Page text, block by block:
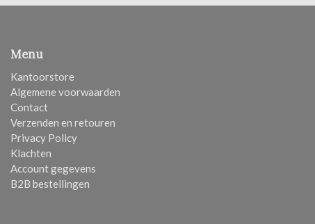
Menu
Kantoorstore
Algemene voorwaarden
Contact
Verzenden en retouren
Privacy Policy
Klachten
Account gegevens
B2B bestellingen